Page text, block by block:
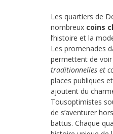
Les quartiers de
nombreux coins
l’histoire et la
Les promenades
permettent de voir
traditionnelles et
places publiques
ajoutent du
Tousoptimistes
de s’aventurer
battus. Chaque